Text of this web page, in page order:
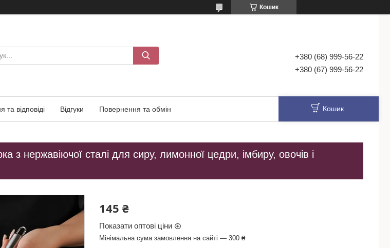
Кошик
+380 (68) 999-56-22
+380 (67) 999-56-22
та відповіді Відгуки Повернення та обмін Кошик
з нержавіючої сталі для сиру, лимонної цедри, імбиру, овочів і
145 ₴
Показати оптові ціни
Мінімальна сума замовлення на сайті — 300 ₴